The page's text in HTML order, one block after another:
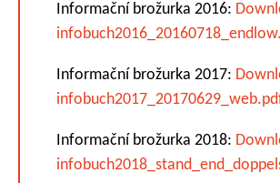
Informační brožurka 2016:
Informační brožurka 2017:
Informační brožurka 2018: